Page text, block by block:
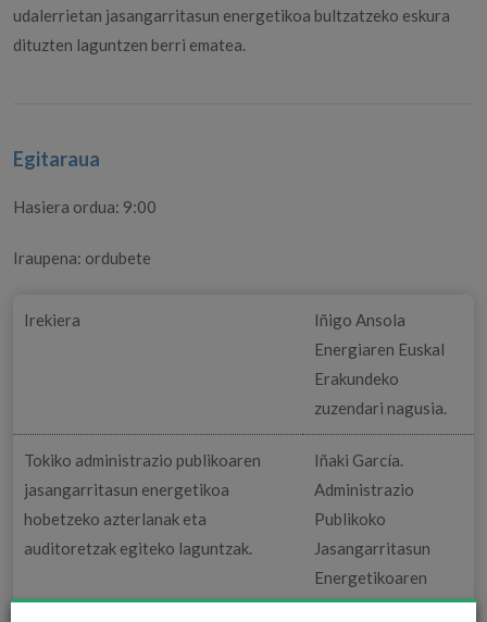
udalerrietan jasangarritasun energetikoa bultzatzeko eskura
dituzten laguntzen berri ematea.
Egitaraua
Hasiera ordua: 9:00
Iraupena: ordubete
Irekiera
Iñigo Ansola
Energiaren Euskal
Erakundeko
zuzendari nagusia.
Tokiko administrazio publikoaren
jasangarritasun energetikoa
hobetzeko azterlanak eta
auditoretzak egiteko laguntzak.
Iñaki García.
Administrazio
Publikoko
Jasangarritasun
Energetikoaren
Arloa.